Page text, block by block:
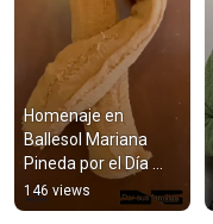
Homenaje en
Ballesol Mariana
Pineda por el Día
Internacional del
Cáncer Infantil.
146 views